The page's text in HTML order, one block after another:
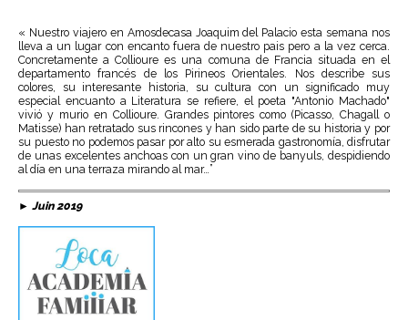
« Nuestro viajero en Amosdecasa Joaquim del Palacio esta semana nos
lleva a un lugar con encanto fuera de nuestro pais pero a la vez cerca.
Concretamente a Collioure es una comuna de Francia situada en el
departamento francés de los Pirineos Orientales. Nos describe sus
colores, su interesante historia, su cultura con un significado muy
especial encuanto a Literatura se refiere, el poeta "Antonio Machado"
vivió y murio en Collioure. Grandes pintores como (Picasso, Chagall o
Matisse) han retratado sus rincones y han sido parte de su historia y por
su puesto no podemos pasar por alto su esmerada gastronomía, disfrutar
de unas excelentes anchoas con un gran vino de banyuls, despidiendo
al día en una terraza mirando al mar…”
► Juin 2019